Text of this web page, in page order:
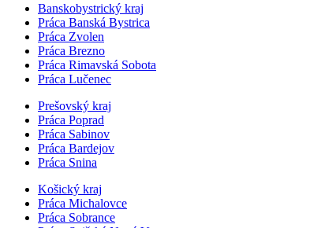
Banskobystrický kraj
Práca Banská Bystrica
Práca Zvolen
Práca Brezno
Práca Rimavská Sobota
Práca Lučenec
Prešovský kraj
Práca Poprad
Práca Sabinov
Práca Bardejov
Práca Snina
Košický kraj
Práca Michalovce
Práca Sobrance